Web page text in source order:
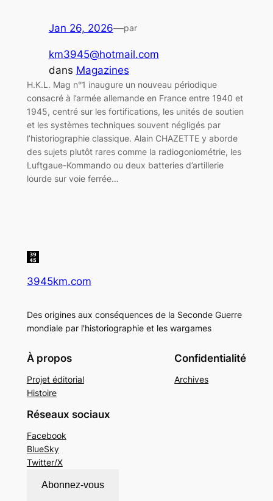
Jan 26, 2026—par
km3945@hotmail.com
dans Magazines
H.K.L. Mag n°1 inaugure un nouveau périodique
consacré à l’armée allemande en France entre 1940 et
1945, centré sur les fortifications, les unités de soutien
et les systèmes techniques souvent négligés par
l’historiographie classique. Alain CHAZETTE y aborde
des sujets plutôt rares comme la radiogoniométrie, les
Luftgaue-Kommando ou deux batteries d’artillerie
lourde sur voie ferrée…
3945km.com
Des origines aux conséquences de la Seconde Guerre
mondiale par l'historiographie et les wargames
À propos
Projet éditorial
Histoire
Confidentialité
Archives
Réseaux sociaux
Facebook
BlueSky
Twitter/X
Abonnez-vous